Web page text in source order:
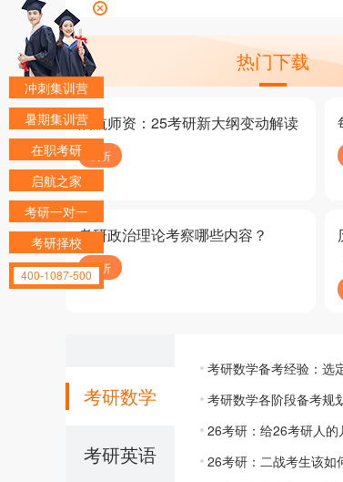
热门下载
启航师资：25考研新大纲变动解读
试听
考研政治理论考察哪些内容？
试听
考研数学
考研英语
考研数学备考经验：选
考研数学各阶段备考规
26考研：给26考研人的
26考研：二战考生该如
冲刺集训营
暑期集训营
在职考研
启航之家
考研一对一
考研择校
400-1087-500